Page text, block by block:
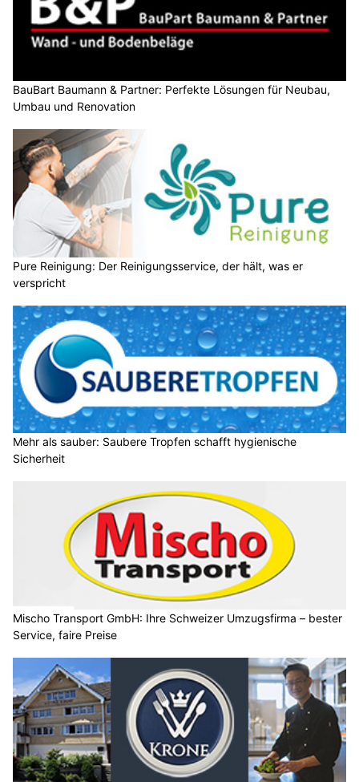
BauBart Baumann & Partner: Perfekte Lösungen für Neubau,
Umbau und Renovation
Pure Reinigung: Der Reinigungsservice, der hält, was er
verspricht
Mehr als sauber: Saubere Tropfen schafft hygienische
Sicherheit
Mischo Transport GmbH: Ihre Schweizer Umzugsfirma – bester
Service, faire Preise